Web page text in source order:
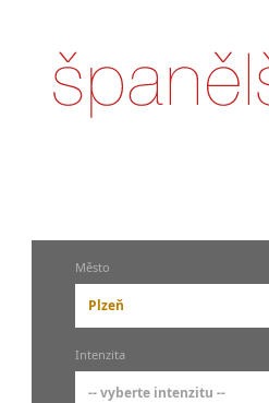
Město
Plzeň
-- vyberte město --
pražské městské části
Intenzita
-- vyberte intenzitu --